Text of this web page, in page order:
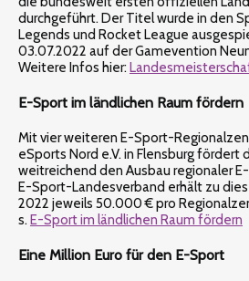
durchgeführt. Der Titel wurde in den
Legends und Rocket League
03.07.2022 auf der Gamevention
Weitere Infos hier:
E-Sport im ländlichen Raum fördern
Mit vier weiteren E-Sport-
eSports Nord e.V. in Flensburg fördert
weitreichend den Ausbau regionaler
E-Sport-Landesverband erhält zu
2022 jeweils 50.000 € pro
s. E-Sport im ländlichen Raum fördern
Eine Million Euro für den E-Sport